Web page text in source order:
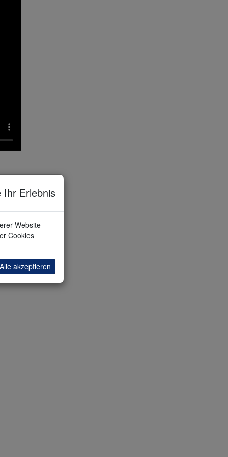
nur
Ihr Erlebnis
Website
Cookies
Alle akzeptieren